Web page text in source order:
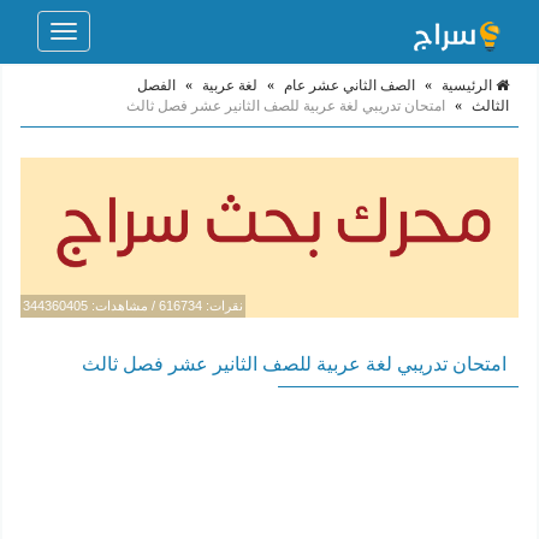
Toggle
الرئيسية » الصف الثاني عشر عام » لغة عربية »
الفصل
الثالث » امتحان تدريبي لغة عربية للصف الثانير عشر فصل ثالث
نقرات: 616734 / مشاهدات: 344360405
امتحان تدريبي لغة عربية للصف الثانير عشر فصل ثالث